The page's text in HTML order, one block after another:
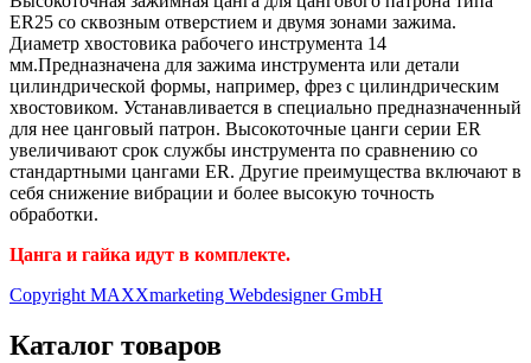
ER25 со сквозным отверстием и двумя зонами зажима.
Диаметр хвостовика рабочего инструмента 14
мм.Предназначена для зажима инструмента или детали
цилиндрической формы, например, фрез с цилиндрическим
хвостовиком. Устанавливается в специально предназначенный
для нее цанговый патрон. Высокоточные цанги серии ER
увеличивают срок службы инструмента по сравнению со
стандартными цангами ER. Другие преимущества включают в
себя снижение вибрации и более высокую точность
обработки.
Цанга и гайка идут в комплекте.
Copyright MAXXmarketing Webdesigner GmbH
Каталог товаров